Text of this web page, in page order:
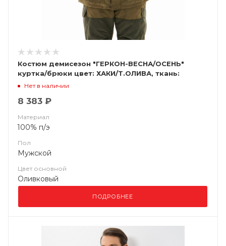
Костюм демисезон "ГЕРКОН-ВЕСНА/ОСЕНЬ"
куртка/брюки цвет: ХАКИ/Т.ОЛИВА, ткань:
Финляндия (ЧЗ)
Нет в наличии
8 383 ₽
Материал
100% п/э
Пол
Мужской
Цвет основной
Оливковый
ПОДРОБНЕЕ